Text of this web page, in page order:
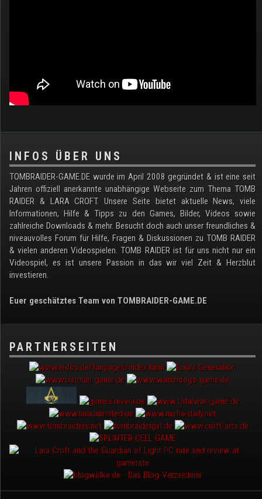
.
INFOS ÜBER UNS
TOMBRAIDER-GAME.DE wurde im April 2008 gegründet & ist eine seit
Jahren offiziell anerkannte unabhängige Webseite zum Thema TOMB
RAIDER & LARA CROFT. Unsere Seite bietet aktuelle News, viele
Informationen, Hilfe & Tipps zu den Games, Bilder, Videos sowie
zahlreiche Downloads & mehr. Besucht doch auch unser freundliches &
niveauvolles Forum für Hilfe, Fragen & Diskussionen zu TOMB RAIDER
& vielen anderen Videospielen. TOMB RAIDER ist für uns nicht nur ein
Videospiel, es ist unsere Passion in das wir viel Zeit & Herzblut
investieren.
Euer geschätztes Team von TOMBRAIDER-GAME.DE
PARTNERSEITEN